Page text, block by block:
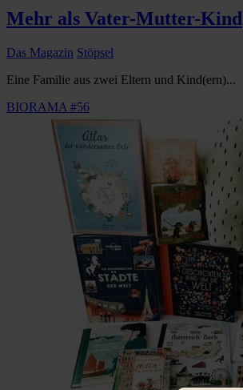
Mehr als Vater-Mutter-Kind
Das Magazin Stöpsel
Eine Familie aus zwei Eltern und Kind(ern)...
BIORAMA #56